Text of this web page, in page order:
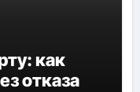
как
отказа